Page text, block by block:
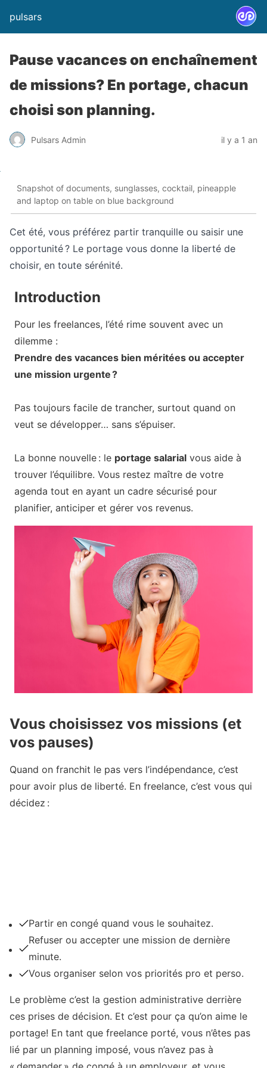
pulsars
Pause vacances on enchaînement
de missions? En portage, chacun
choisi son planning.
Pulsars Admin il y a 1 an
Snapshot of documents, sunglasses, cocktail, pineapple
and laptop on table on blue background
Cet été, vous préférez partir tranquille ou saisir une
opportunité ? Le portage vous donne la liberté de
choisir, en toute sérénité.
Introduction
Pour les freelances, l’été rime souvent avec un
dilemme :
Prendre des vacances bien méritées ou accepter
une mission urgente ?
Pas toujours facile de trancher, surtout quand on
veut se développer… sans s’épuiser.
La bonne nouvelle : le portage salarial vous aide à
trouver l’équilibre. Vous restez maître de votre
agenda tout en ayant un cadre sécurisé pour
planifier, anticiper et gérer vos revenus.
Vous choisissez vos missions (et
vos pauses)
Quand on franchit le pas vers l’indépendance, c’est
pour avoir plus de liberté. En freelance, c’est vous qui
décidez :
Partir en congé quand vous le souhaitez.
Refuser ou accepter une mission de dernière
minute.
Vous organiser selon vos priorités pro et perso.
Le problème c’est la gestion administrative derrière
ces prises de décision. Et c’est pour ça qu’on aime le
portage! En tant que freelance porté, vous n’êtes pas
lié par un planning imposé, vous n’avez pas à